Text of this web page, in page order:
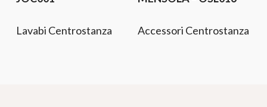
Lavabi Centrostanza Accessori Centrostanza